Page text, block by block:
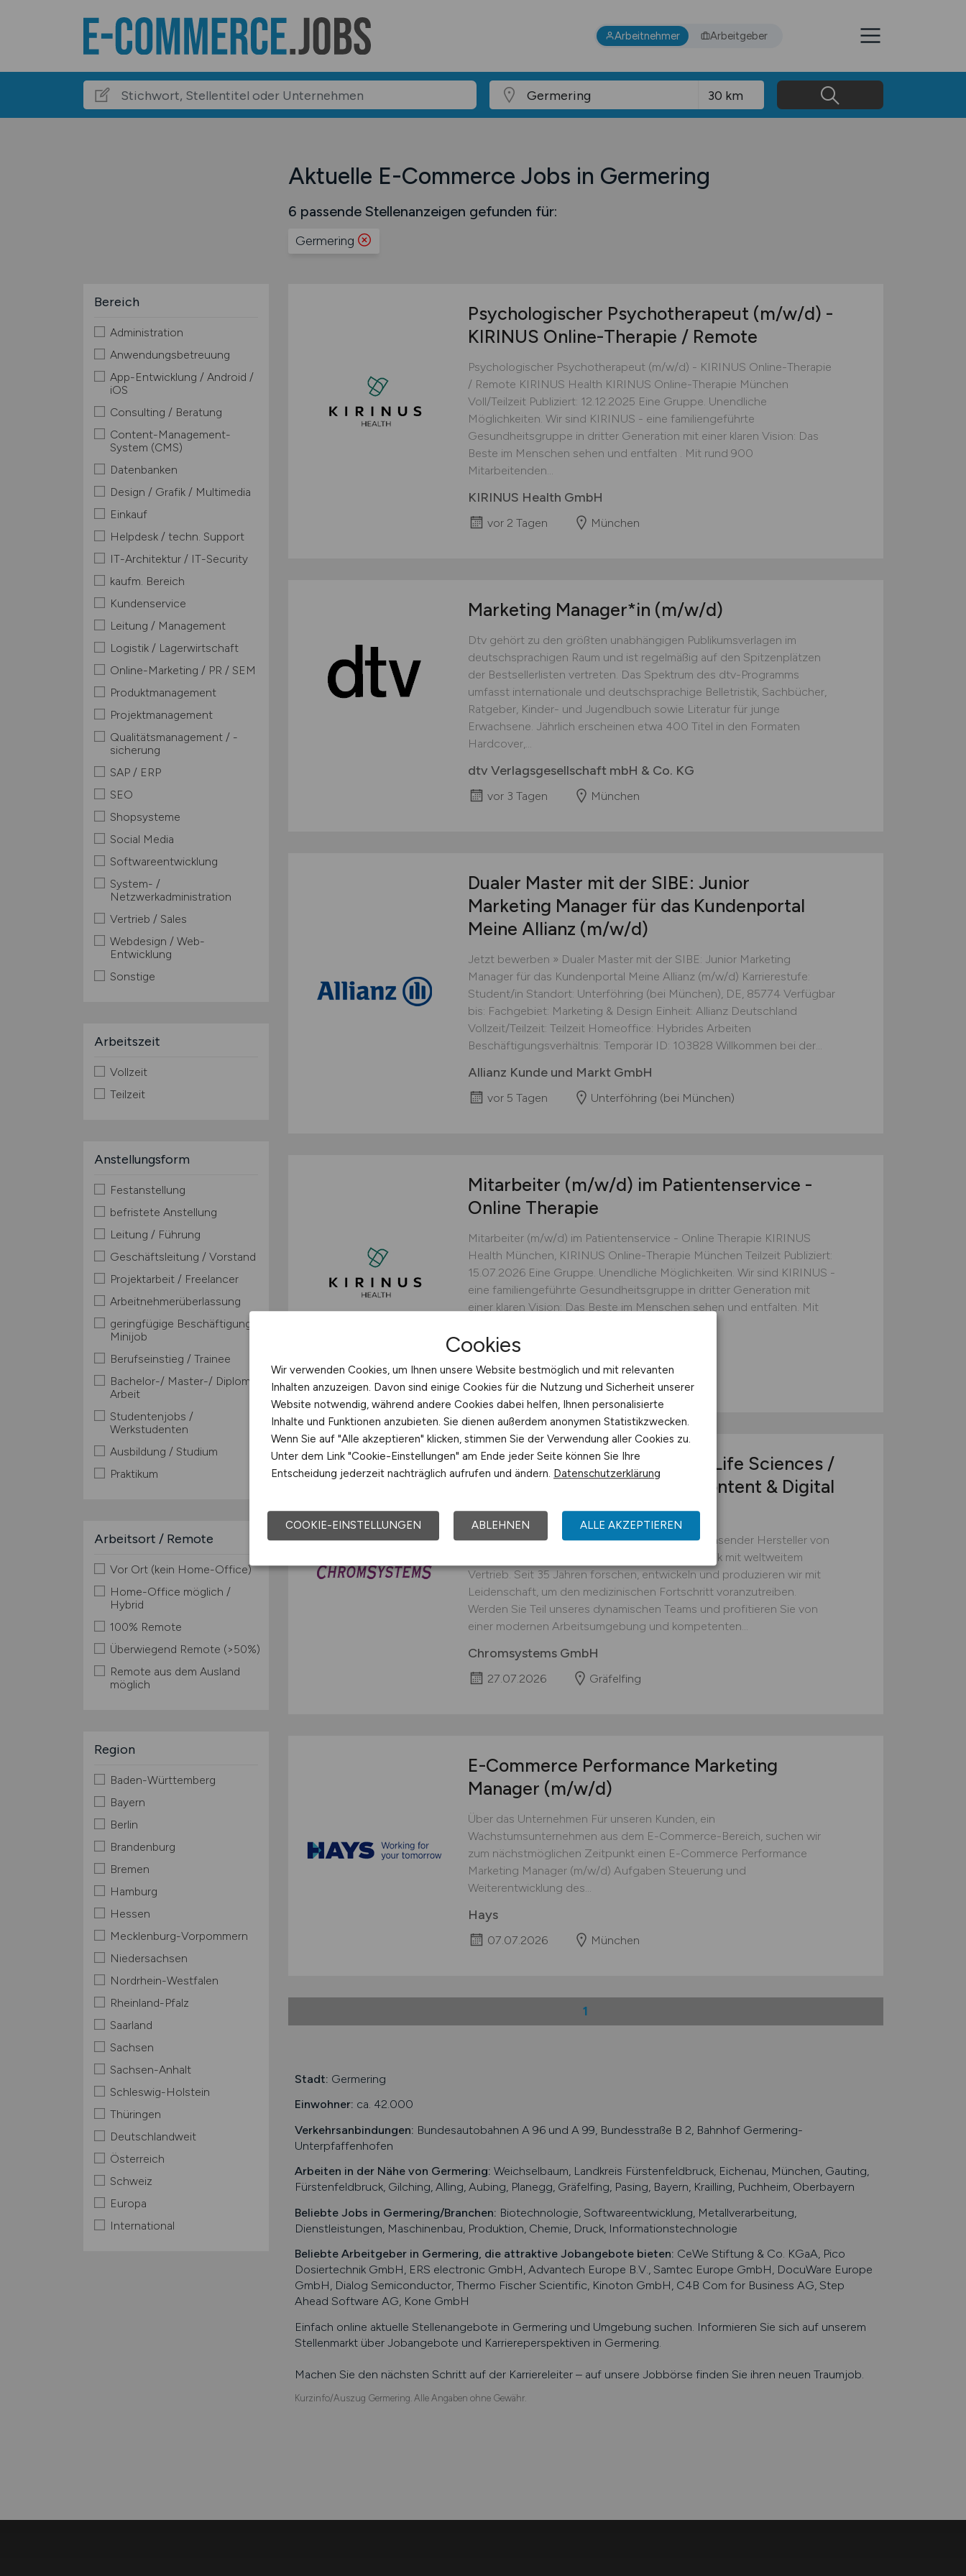
Arbeitnehmer Arbeitgeber
Aktuelle E-Commerce Jobs in Germering
6 passende Stellenanzeigen gefunden für:
Germering
Bereich
Administration
Anwendungsbetreuung
App-Entwicklung / Android /
iOS
Consulting / Beratung
Content-Management-
System (CMS)
Datenbanken
Design / Grafik / Multimedia
Einkauf
Helpdesk / techn. Support
IT-Architektur / IT-Security
kaufm. Bereich
Kundenservice
Leitung / Management
Logistik / Lagerwirtschaft
Online-Marketing / PR / SEM
Produktmanagement
Projektmanagement
Qualitätsmanagement / -
sicherung
SAP / ERP
SEO
Shopsysteme
Social Media
Softwareentwicklung
System- /
Netzwerkadministration
Vertrieb / Sales
Webdesign / Web-
Entwicklung
Sonstige
Arbeitszeit
Vollzeit
Teilzeit
Anstellungsform
Festanstellung
befristete Anstellung
Leitung / Führung
Geschäftsleitung / Vorstand
Projektarbeit / Freelancer
Arbeitnehmerüberlassung
geringfügige Beschäftigung /
Minijob
Berufseinstieg / Trainee
Bachelor-/ Master-/ Diplom-
Arbeit
Studentenjobs /
Werkstudenten
Ausbildung / Studium
Praktikum
Arbeitsort / Remote
Vor Ort (kein Home-Office)
Home-Office möglich /
Hybrid
100% Remote
Überwiegend Remote (>50%)
Remote aus dem Ausland
möglich
Region
Baden-Württemberg
Bayern
Berlin
Brandenburg
Bremen
Hamburg
Hessen
Mecklenburg-Vorpommern
Niedersachsen
Nordrhein-Westfalen
Rheinland-Pfalz
Saarland
Sachsen
Sachsen-Anhalt
Schleswig-Holstein
Thüringen
Deutschlandweit
Österreich
Schweiz
Europa
International
Psychologischer Psychotherapeut (m/w/d) -
KIRINUS Online-Therapie / Remote
Psychologischer Psychotherapeut (m/w/d) - KIRINUS Online-Therapie
/ Remote KIRINUS Health KIRINUS Online-Therapie München
Voll/Teilzeit Publiziert: 12.12.2025 Eine Gruppe. Unendliche
Möglichkeiten. Wir sind KIRINUS - eine familiengeführte
Gesundheitsgruppe in dritter Generation mit einer klaren Vision: Das
Beste im Menschen sehen und entfalten . Mit rund 900
Mitarbeitenden...
KIRINUS Health GmbH
vor 2 Tagen München
Marketing Manager*in (m/w/d)
Dtv gehört zu den größten unabhängigen Publikumsverlagen im
deutschsprachigen Raum und ist regelmäßig auf den Spitzenplätzen
der Bestsellerlisten vertreten. Das Spektrum des dtv-Programms
umfasst internationale und deutschsprachige Belletristik, Sachbücher,
Ratgeber, Kinder- und Jugendbuch sowie Literatur für junge
Erwachsene. Jährlich erscheinen etwa 400 Titel in den Formaten
Hardcover,...
dtv Verlagsgesellschaft mbH & Co. KG
vor 3 Tagen München
Dualer Master mit der SIBE: Junior
Marketing Manager für das Kundenportal
Meine Allianz (m/w/d)
Jetzt bewerben » Dualer Master mit der SIBE: Junior Marketing
Manager für das Kundenportal Meine Allianz (m/w/d) Karrierestufe:
Student/in Standort: Unterföhring (bei München), DE, 85774 Verfügbar
bis: Fachgebiet: Marketing & Design Einheit: Allianz Deutschland
Vollzeit/Teilzeit: Teilzeit Homeoffice: Hybrides Arbeiten
Beschäftigungsverhältnis: Temporär ID: 103828 Willkommen bei der...
Allianz Kunde und Markt GmbH
vor 5 Tagen Unterföhring (bei München)
Mitarbeiter (m/w/d) im Patientenservice -
Online Therapie
Mitarbeiter (m/w/d) im Patientenservice - Online Therapie KIRINUS
Health München, KIRINUS Online-Therapie München Teilzeit Publiziert:
15.07.2026 Eine Gruppe. Unendliche Möglichkeiten. Wir sind KIRINUS -
eine familiengeführte Gesundheitsgruppe in dritter Generation mit
einer klaren Vision: Das Beste im Menschen sehen und entfalten. Mit
KIRINUS Health GmbH
27.07.2026 München
Marketing Specialist
Life Sciences /
Diagnostics - Schwerpunkt Content & Digital
Marketing
Chromsystems ist ein etablierter und stabil wachsender Hersteller von
innovativen Produkten für die klinische Diagnostik mit weltweitem
Vertrieb. Seit 35 Jahren forschen, entwickeln und produzieren wir mit
Leidenschaft, um den medizinischen Fortschritt voranzutreiben.
Werden Sie Teil unseres dynamischen Teams und profitieren Sie von
einer modernen Arbeitsumgebung und kompetenten...
Chromsystems GmbH
27.07.2026 Gräfelfing
E-Commerce Performance Marketing
Manager (m/w/d)
Über das Unternehmen Für unseren Kunden, ein
Wachstumsunternehmen aus dem E-Commerce-Bereich, suchen wir
zum nächstmöglichen Zeitpunkt einen E-Commerce Performance
Marketing Manager (m/w/d) Aufgaben Steuerung und
Weiterentwicklung des...
Hays
07.07.2026 München
1
Stadt: Germering
Einwohner: ca. 42.000
Verkehrsanbindungen: Bundesautobahnen A 96 und A 99, Bundesstraße B 2, Bahnhof Germering-
Unterpfaffenhofen
Arbeiten in der Nähe von Germering: Weichselbaum, Landkreis Fürstenfeldbruck, Eichenau, München, Gauting,
Fürstenfeldbruck, Gilching, Alling, Aubing, Planegg, Gräfelfing, Pasing, Bayern, Krailling, Puchheim, Oberbayern
Beliebte Jobs in Germering/Branchen: Biotechnologie, Softwareentwicklung, Metallverarbeitung,
Dienstleistungen, Maschinenbau, Produktion, Chemie, Druck, Informationstechnologie
Beliebte Arbeitgeber in Germering, die attraktive Jobangebote bieten: CeWe Stiftung & Co. KGaA, Pico
Dosiertechnik GmbH, ERS electronic GmbH, Advantech Europe B.V., Samtec Europe GmbH, DocuWare Europe
GmbH, Dialog Semiconductor, Thermo Fischer Scientific, Kinoton GmbH, C4B Com for Business AG, Step
Ahead Software AG, Kone GmbH
Einfach online aktuelle Stellenangebote in Germering und Umgebung suchen. Informieren Sie sich auf unserem
Stellenmarkt über Jobangebote und Karriereperspektiven in Germering
Machen Sie den nächsten Schritt auf der Karriereleiter – auf unsere Jobbörse finden Sie ihren neuen Traumjob.
Kurzinfo/Auszug Germering. Alle Angaben ohne Gewähr.
Cookies
Wir verwenden Cookies, um Ihnen unsere Website bestmöglich und mit relevanten
Inhalten anzuzeigen. Davon sind einige Cookies für die Nutzung und Sicherheit unserer
Website notwendig, während andere Cookies dabei helfen, Ihnen personalisierte
Inhalte und Funktionen anzubieten. Sie dienen außerdem anonymen Statistikzwecken.
Wenn Sie auf "Alle akzeptieren" klicken, stimmen Sie der Verwendung aller Cookies zu.
Unter dem Link "Cookie-Einstellungen" am Ende jeder Seite können Sie Ihre
Entscheidung jederzeit nachträglich aufrufen und ändern. Datenschutzerklärung
COOKIE-EINSTELLUNGEN ABLEHNEN ALLE AKZEPTIEREN